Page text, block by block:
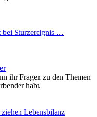
bei Sturzereignis …
ihr Fragen zu den Themen
habt.
ziehen Lebensbilanz